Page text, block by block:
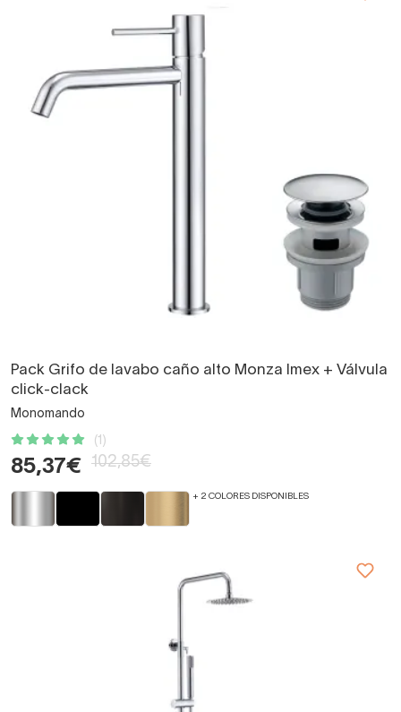
Pack Grifo de lavabo caño alto Monza Imex + Válvula
click-clack
Monomando
(1)
85,37€ 102,85€
+ 2 COLORES DISPONIBLES